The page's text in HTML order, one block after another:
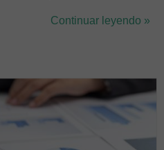
factores que hay que ...
Continuar leyendo »